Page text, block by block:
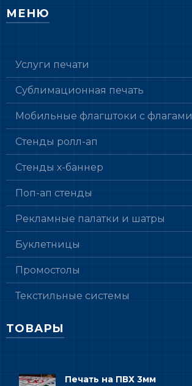
МЕНЮ
Услуги печати
Сублимационная печать
Мобильные флагштоки с флагами
Стенды ролл-ап
Стенды х-баннер
Поп-ап стенды
Рекламные палатки и шатры
Буклетницы
Промостолы
Текстильные системы
ТОВАРЫ
Печать на ПВХ 3мм